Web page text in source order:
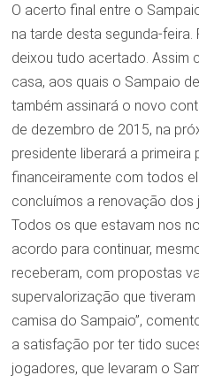
O acerto final entre o
na tarde desta segunda-
deixou tudo acertado. Assim
casa, aos quais o Sampaio
também assinará o novo
de dezembro de 2015, na
presidente liberará a
financeiramente com todos
concluímos a renovação dos
Todos os que estavam nos
acordo para continuar,
receberam, com propostas
supervalorização que tiveram
camisa do Sampaio”,
a satisfação por ter tido
jogadores, que levaram o